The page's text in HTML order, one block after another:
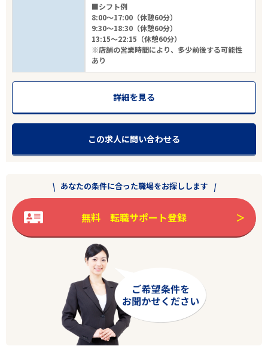
■シフト例
8:00～17:00（休憩60分）
9:30～18:30（休憩60分）
13:15～22:15（休憩60分）
※店舗の営業時間により、多少前後する可能性
あり
詳細を見る
この求人に問い合わせる
あなたの条件に合った職場をお探しします
無料 転職サポート登録